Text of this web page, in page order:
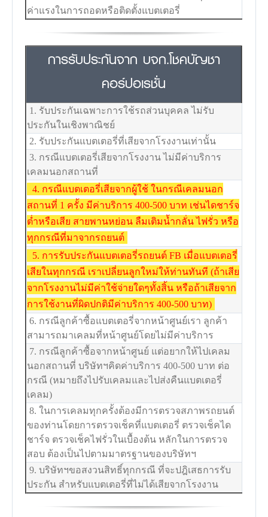
ค่าแรงในการถอดหรือติดตั้งแบตเตอรี่
การรับประกันจาก บจก.โชคบัญชา
คอร์ปอเรชั่น
1. รับประกันเฉพาะการใช้รถส่วนบุคคล ไม่รับ
ประกันในเชิงพาณิชย์
2. รับประกันแบตเตอรี่ที่เสียจากโรงงานเท่านั้น
3. กรณีแบตเตอรี่เสียจากโรงงาน ไม่มีค่าบริการ
เคลมนอกสถานที่
4. กรณีแบตเตอรี่เสียจากผู้ใช้ ในกรณีเคลมนอก
สถานที่ 1 ครั้ง มีค่าบริการ 400-500 บาท เช่นไดชาร์จ
ต่ำหรือเสีย สายพานหย่อน ลืมเติมน้ำกลั่น ไฟรั่ว หรือ
ทุกกรณีที่มาจากรถยนต์
5. การรับประกันแบตเตอรี่รถยนต์ FB เมื่อแบตเตอรี่
เสียในทุกกรณี เราเปลี่ยนลูกใหม่ให้ท่านทันที (ถ้าเสีย
จากโรงงานไม่มีค่าใช้จ่ายใดๆทั้งสิ้น หรือถ้าเสียจาก
การใช้งานที่ผิดปกติมีค่าบริการ 400-500 บาท)
6. กรณีลูกค้าซื้อแบตเตอรี่จากหน้าศูนย์เรา ลูกค้า
สามารถมาเคลมที่หน้าศูนย์โดยไม่มีค่าบริการ
7. กรณีลูกค้าซื้อจากหน้าศูนย์ แต่อยากให้ไปเคลม
นอกสถานที่ บริษัทฯคิดค่าบริการ 400-500 บาท ต่อ
กรณี (หมายถึงไปรับเคลมและไปส่งคืนแบตเตอรี่
เคลม)
8. ในการเคลมทุกครั้งต้องมีการตรวจสภาพรถยนต์
ของท่านโดยการตรวจเช็คที่แบตเตอรี่ ตรวจเช็คได
ชาร์จ ตรวจเช็คไฟรั่วในเบื้องต้น หลักในการตรวจ
สอบ ต้องเป็นไปตามมาตรฐานของบริษัทฯ
9. บริษัทฯขอสงวนสิทธิ์ทุกกรณี ที่จะปฎิเสธการรับ
ประกัน สำหรับแบตเตอรี่ที่ไม่ได้เสียจากโรงงาน